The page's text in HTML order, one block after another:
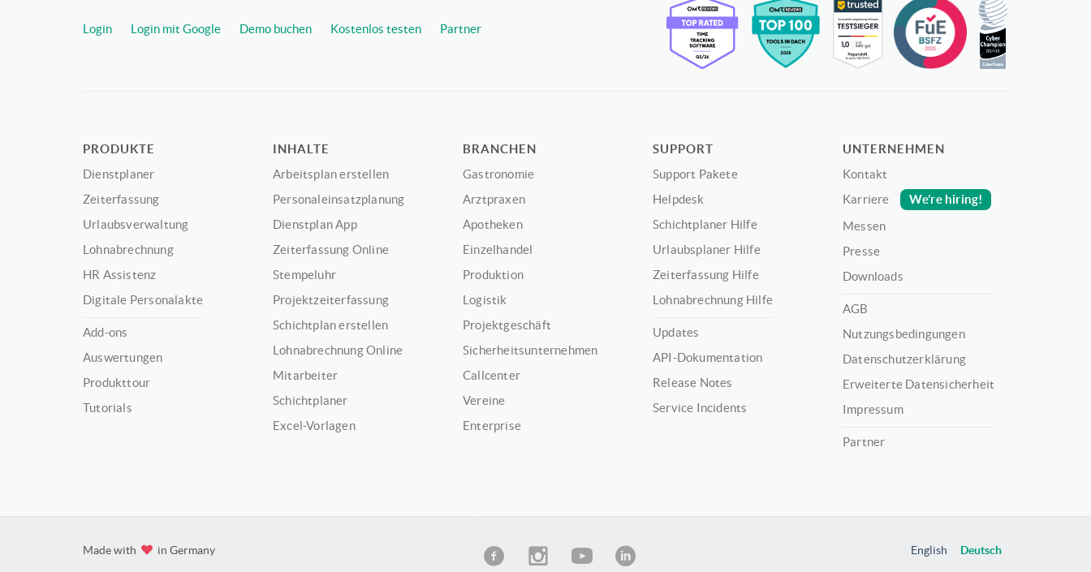
Login Login mit Google Demo buchen Kostenlos testen Partner
PRODUKTE
Dienstplaner
Zeiterfassung
Urlaubsverwaltung
Lohnabrechnung
HR Assistenz
Digitale Personalakte
Add-ons
Auswertungen
Produkttour
Tutorials
INHALTE
Arbeitsplan erstellen
Personaleinsatzplanung
Dienstplan App
Zeiterfassung Online
Stempeluhr
Projektzeiterfassung
Schichtplan erstellen
Lohnabrechnung Online
Mitarbeiter
Schichtplaner
Excel-Vorlagen
BRANCHEN
Gastronomie
Arztpraxen
Apotheken
Einzelhandel
Produktion
Logistik
Projektgeschäft
Sicherheitsunternehmen
Callcenter
Vereine
Enterprise
SUPPORT
Support Pakete
Helpdesk
Schichtplaner Hilfe
Urlaubsplaner Hilfe
Zeiterfassung Hilfe
Lohnabrechnung Hilfe
Updates
API-Dokumentation
Release Notes
Service Incidents
UNTERNEHMEN
Kontakt
Karriere
We’re hiring!
Messen
Presse
Downloads
AGB
Nutzungsbedingungen
Datenschutzerklärung
Erweiterte Datensicherheit
Impressum
Partner
Made with in Germany English Deutsch